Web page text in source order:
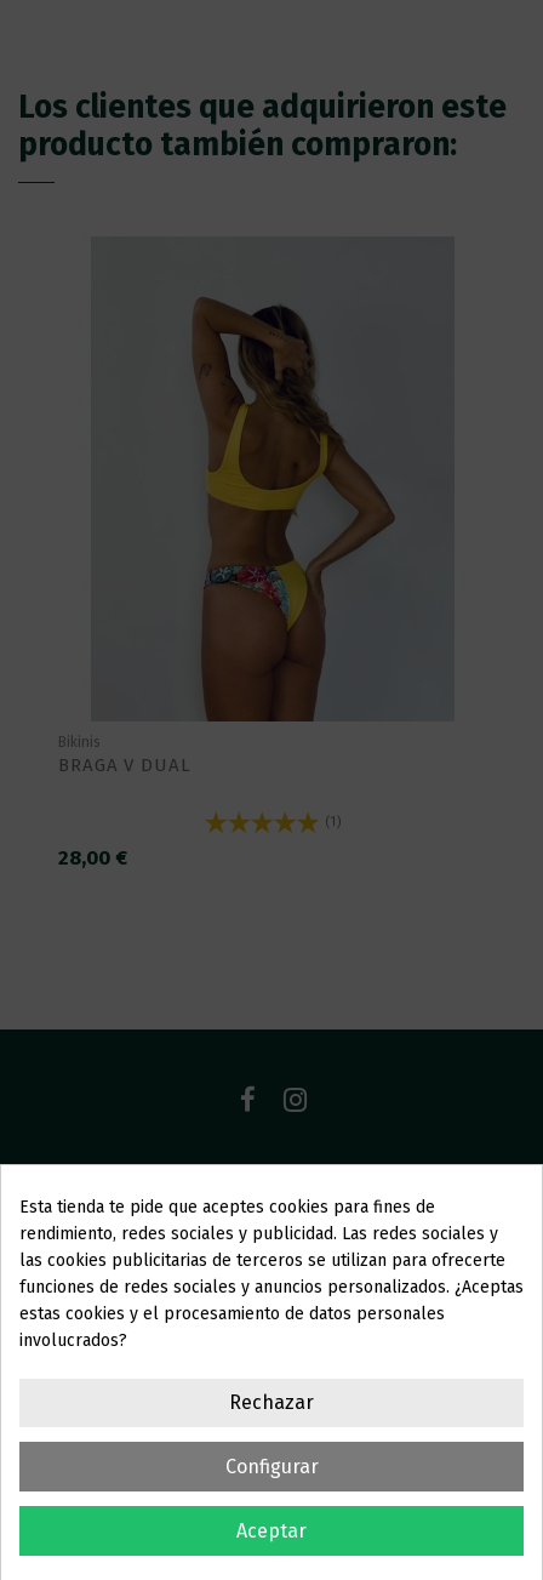
Los clientes que adquirieron este
producto también compraron:
Bikinis
BRAGA V DUAL
(1)
28,00 €
AGÜITA STORE
COLECCIONES
INFORMACIÓN
Esta tienda te pide que aceptes cookies para fines de
rendimiento, redes sociales y publicidad. Las redes sociales y
las cookies publicitarias de terceros se utilizan para ofrecerte
funciones de redes sociales y anuncios personalizados. ¿Aceptas
estas cookies y el procesamiento de datos personales
involucrados?
Rechazar
Configurar
Aceptar